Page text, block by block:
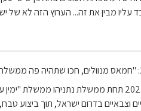
עליו מבין את זה... הערוץ הזה לא של
באוקטובר 2023 תחת ממשלת נתניהו
וצבאיים בדרום ישראל, תוך ביצוע